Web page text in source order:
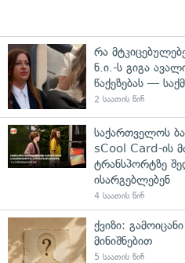
რა
ნ.ი.-ს გიგა
წაქეზებას —
2 საათის წინ
საქართველოს
sCool Card-ის
ტრანსპორტზე
ისარგებლებენ
4 საათის წინ
ქვიზი:
მინიშნებით
5 საათის წინ